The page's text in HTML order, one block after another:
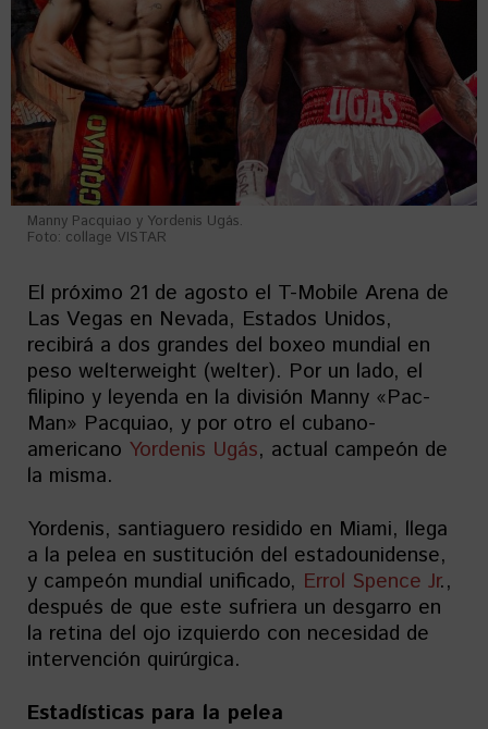
Manny Pacquiao y Yordenis Ugás.
Foto: collage VISTAR
El próximo 21 de agosto el T-Mobile Arena de
Las Vegas en Nevada, Estados Unidos,
recibirá a dos grandes del boxeo mundial en
peso welterweight (welter). Por un lado, el
filipino y leyenda en la división Manny «Pac-
Man» Pacquiao, y por otro el cubano-
americano Yordenis Ugás, actual campeón de
la misma.
Yordenis, santiaguero residido en Miami, llega
a la pelea en sustitución del estadounidense,
y campeón mundial unificado, Errol Spence Jr.,
después de que este sufriera un desgarro en
la retina del ojo izquierdo con necesidad de
intervención quirúrgica.
Estadísticas para la pelea